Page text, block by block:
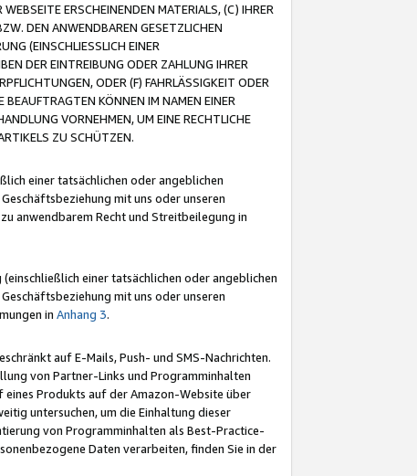
ERSCHEINENDEN MATERIALS, (C) IHRER
DEN ANWENDBAREN GESETZLICHEN
(EINSCHLIESSLICH EINER
DER EINTREIBUNG ODER ZAHLUNG IHRER
ODER (F) FAHRLÄSSIGKEIT ODER
BEAUFTRAGTEN KÖNNEN IM NAMEN EINER
VORNEHMEN, UM EINE RECHTLICHE
ZU SCHÜTZEN.
einer tatsächlichen oder angeblichen
mit uns oder unseren
anwendbarem Recht und Streitbeilegung in
einer tatsächlichen oder angeblichen
mit uns oder unseren
in Anhang 3.
auf E-Mails, Push- und SMS-Nachrichten.
von Partner-Links und Programminhalten
eines Produkts auf der Amazon-Website über
untersuchen, um die Einhaltung dieser
von Programminhalten als Best-Practice-
Daten verarbeiten, finden Sie in der